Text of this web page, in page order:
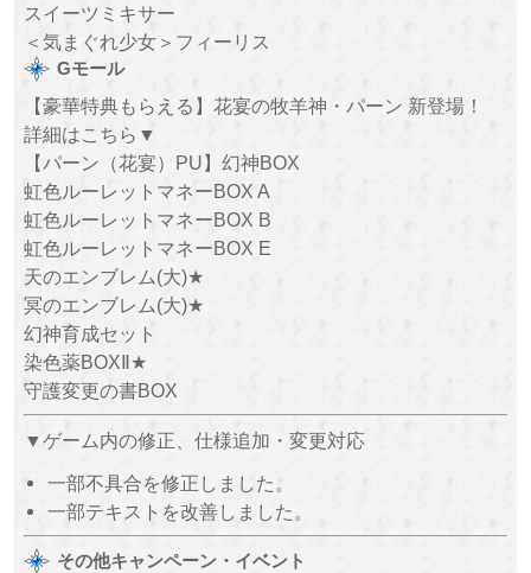
スイーツミキサー
＜気まぐれ少女＞フィーリス
Gモール
【豪華特典もらえる】花宴の牧羊神・パーン 新登場！
詳細はこちら▼
【パーン（花宴）PU】幻神BOX
虹色ルーレットマネーBOX A
虹色ルーレットマネーBOX B
虹色ルーレットマネーBOX E
天のエンブレム(大)★
冥のエンブレム(大)★
幻神育成セット
染色薬BOXⅡ★
守護変更の書BOX
▼ゲーム内の修正、仕様追加・変更対応
一部不具合を修正しました。
一部テキストを改善しました。
その他キャンペーン・イベント